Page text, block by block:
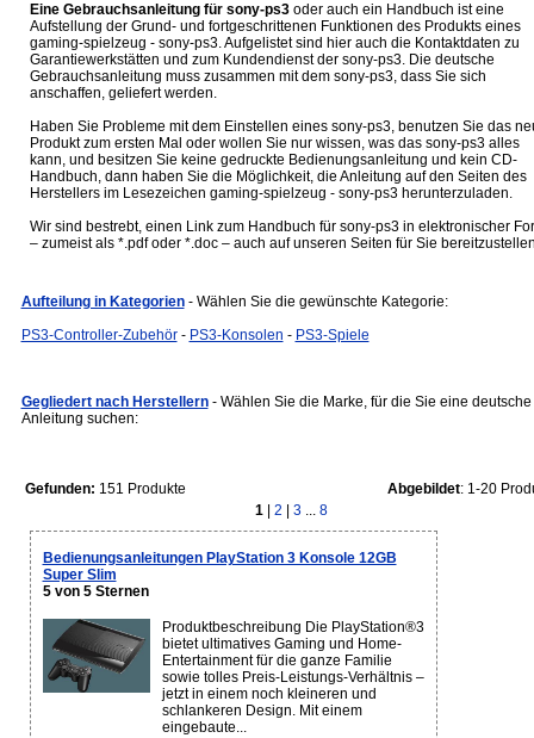
Eine Gebrauchsanleitung für sony-ps3oder auch ein Handbuch ist eine
Aufstellung der Grund- und fortgeschrittenen Funktionen des Produkts eines
gaming-spielzeug - sony-ps3. Aufgelistet sind hier auch die Kontaktdaten zu
Garantiewerkstätten und zum Kundendienst der sony-ps3. Die deutsche
Gebrauchsanleitung muss zusammen mit dem sony-ps3, dass Sie sich
anschaffen, geliefert werden.
Haben Sie Probleme mit dem Einstellen eines sony-ps3, benutzen Sie das
Produkt zum ersten Mal oder wollen Sie nur wissen, was das sony-ps3 alles
kann, und besitzen Sie keine gedruckte Bedienungsanleitung und kein CD-
Handbuch, dann haben Sie die Möglichkeit, die Anleitung auf den Seiten des
Herstellers im Lesezeichen gaming-spielzeug - sony-ps3 herunterzuladen.
Wir sind bestrebt, einen Link zum Handbuch für sony-ps3 in elektronischer
– zumeist als *.pdf oder *.doc – auch auf unseren Seiten für Sie
Aufteilung in Kategorien - Wählen Sie die gewünschte Kategorie:
PS3-Controller-Zubehör- PS3-Konsolen - PS3-Spiele
Gegliedert nach Herstellern - Wählen Sie die Marke, für die Sie eine deutsche
Anleitung suchen:
Gefunden: 151 Produkte Abgebildet: 1-20
1
2 3 ... 8
Bedienungsanleitungen PlayStation 3 Konsole 12GB
Super Slim
5 von 5 Sternen
Produktbeschreibung Die PlayStation®3
bietet ultimatives Gaming und Home-
Entertainment für die ganze Familie
sowie tolles Preis-Leistungs-Verhältnis –
jetzt in einem noch kleineren und
schlankeren Design. Mit einem
eingebaute...